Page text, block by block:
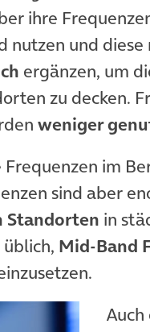
ihre
nutzen und
ergänzen, um
zu decken.
weniger
im
sind aber
Standorten in
Mid-Band